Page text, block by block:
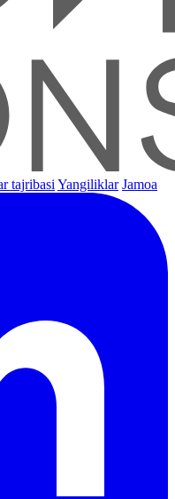
tajribasi Yangiliklar Jamoa